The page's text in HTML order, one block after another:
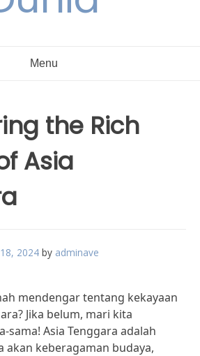
Menu
the Rich
Asia
2024 by adminave
mendengar tentang kekayaan
Jika belum, mari kita
sama! Asia Tenggara adalah
akan keberagaman budaya,